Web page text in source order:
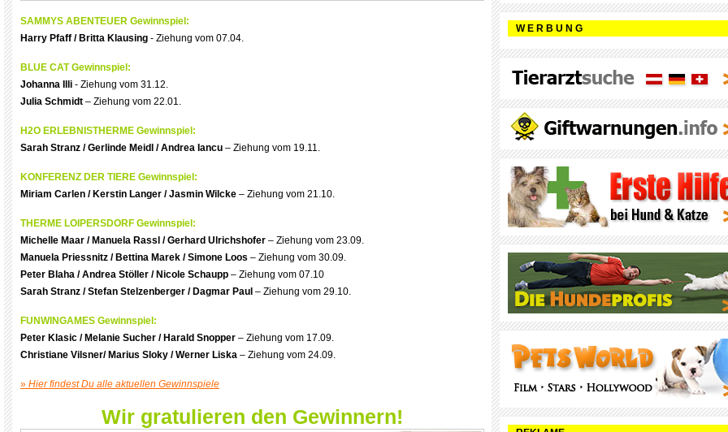
SAMMYS ABENTEUER Gewinnspiel:
Harry Pfaff / Britta Klausing - Ziehung vom 07.04.
BLUE CAT Gewinnspiel:
Johanna Illi - Ziehung vom 31.12.
Julia Schmidt – Ziehung vom 22.01.
H2O ERLEBNISTHERME Gewinnspiel:
Sarah Stranz / Gerlinde Meidl / Andrea Iancu – Ziehung vom 19.11.
KONFERENZ DER TIERE Gewinnspiel:
Miriam Carlen / Kerstin Langer / Jasmin Wilcke – Ziehung vom 21.10.
THERME LOIPERSDORF Gewinnspiel:
Michelle Maar / Manuela Rassl / Gerhard Ulrichshofer – Ziehung vom 23.09.
Manuela Priessnitz / Bettina Marek / Simone Loos – Ziehung vom 30.09.
Peter Blaha / Andrea Stöller / Nicole Schaupp – Ziehung vom 07.10
Sarah Stranz / Stefan Stelzenberger / Dagmar Paul – Ziehung vom 29.10.
FUNWINGAMES Gewinnspiel:
Peter Klasic / Melanie Sucher / Harald Snopper – Ziehung vom 17.09.
Christiane Vilsner/ Marius Sloky / Werner Liska – Ziehung vom 24.09.
» Hier findest Du alle aktuellen Gewinnspiele
Wir gratulieren den Gewinnern!
W E R B U N G